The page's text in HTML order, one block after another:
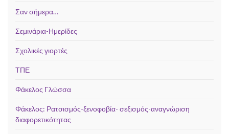
Σαν σήμερα…
Σεμινάρια-Ημερίδες
Σχολικές γιορτές
ΤΠΕ
Φάκελος Γλώσσα
Φάκελος: Ρατσισμός-ξενοφοβία- σεξισμός-αναγνώριση
διαφορετικότητας